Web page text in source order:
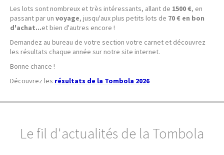
Les lots sont nombreux et très intéressants, allant de 1500 €, en
passant par un voyage, jusqu'aux plus petits lots de 70 € en bon
d'achat...et bien d'autres encore !
Demandez au bureau de votre section votre carnet et découvrez
les résultats chaque année sur notre site internet.
Bonne chance !
Découvrez les résultats de la Tombola 2026
Le fil d'actualités de la Tombola